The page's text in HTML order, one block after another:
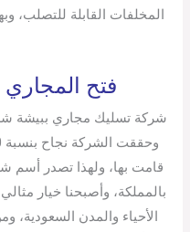
المخلفات القابلة للتصلب،
فتح
شركة تسليك مجاري ببيشة
قامت بها، ولهذا تصدر أسم
بالمملكة، وأصبحنا خيار
الأحياء والمدن السعودية،